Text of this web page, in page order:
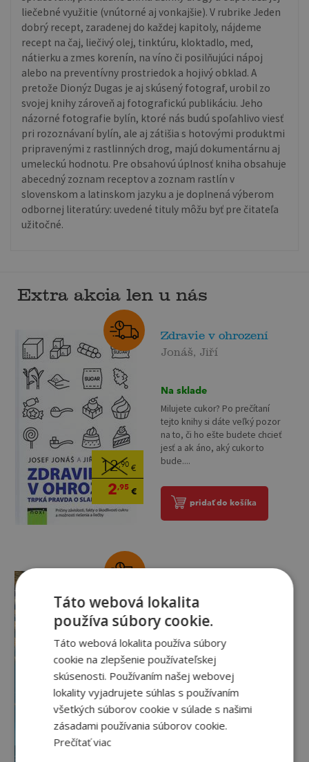
liečebné využitie (vnútorné aj vonkajšie). V rubrike Jeden
dobrý recept, zaradenej do každej kapitoly, nájdeme
recept na čaj, liečivý olej, tinktúru, kloktadlo, med,
nátierku a zmes korenín, na víno či posilňujúci nápoj
alebo na preventívny prostriedok a hojivý obklad. A
pretože Dionýz Dugas je aj skúsený fotograf, urobil zo
svojej knihy zároveň aj fotografickú publikáciu. Jeho
názorné fotografie bylín, ktoré nás budú spoľahlivo viesť
pri rozoznávaní bylín, ale aj zátišia s hotovými produktmi
pripravenými z rastlinných drog, majú dokumentárnu aj
umeleckú hodnotu. Pre obsahovú úplnosť kniha obsahuje
abecedný zoznam receptov a zoznam rastlín v
slovenskom a latinskom jazyku a je doplnená výberom
odbornej literatúry: uvedené tituly môžu byť pre čitateľa
užitočné.
Extra akcia len u nás
12,90€
2,95€
Zdravie v ohrození
Jonáš, Jiří
Na sklade
Milujete cukor? Po prečítaní
tejto knihy si dáte veľký pozor
na to, či ho ešte budete chcieť
jesť a ak áno, aký cukor to
bude....
pridať do košíka
12,90€
3,95€
Nikdy nie je neskoro zmeniť
kurz Pre Annu bol Ben veľkou
láskou. Chcela s ním stráviť
zvyšok života. List na rozlúčku
nečakala....
Táto webová lokalita
používa súbory cookie.
Táto webová lokalita používa súbory
cookie na zlepšenie používateľskej
skúsenosti. Používaním našej webovej
lokality vyjadrujete súhlas s používaním
všetkých súborov cookie v súlade s našimi
zásadami používania súborov cookie.
Prečítať viac